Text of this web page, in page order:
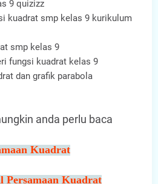
9 quizizz
kuadrat smp kelas 9 kurikulum
smp kelas 9
fungsi kuadrat kelas 9
dan grafik parabola
anda perlu baca
Kuadrat
Persamaan Kuadrat